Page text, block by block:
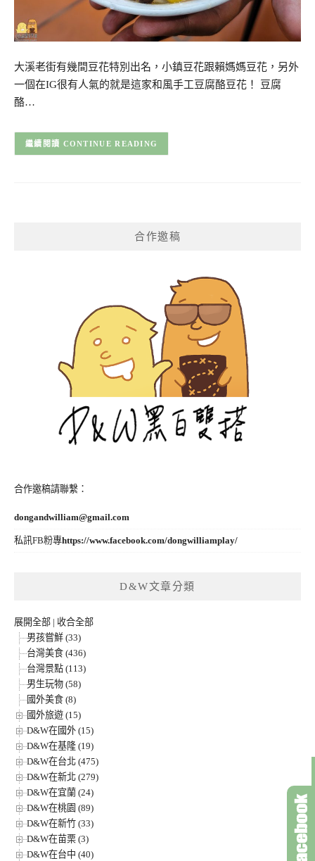
大溪老街有幾間豆花特別出名，小鎮豆花跟賴媽媽豆花，另外
一個在IG很有人氣的就是這家和風手工豆腐酪豆花！ 豆腐
酪…
CONTINUE READING
合作邀稿
合作邀稿請聯繫：
dongandwilliam@gmail.com
私訊FB粉專https://www.facebook.com/dongwilliamplay/
D&W文章分類
展開全部 | 收合全部
男孩嘗鮮 (33)
台灣美食 (436)
台灣景點 (113)
男生玩物 (58)
國外美食 (8)
國外旅遊 (15)
D&W在國外 (15)
D&W在基隆 (19)
D&W在台北 (475)
D&W在新北 (279)
D&W在宜蘭 (24)
D&W在桃園 (89)
D&W在新竹 (33)
D&W在苗栗 (3)
D&W在台中 (40)